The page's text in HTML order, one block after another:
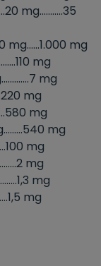
mg...........35
mg......1.000 mg
mg
mg
mg
mg
mg
mg
mg
mg
mg